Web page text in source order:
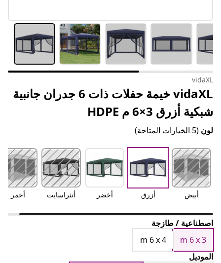
vidaXL
vidaXL خيمة حفلات ذات 6 جدران جانبية
شبكية أزرق 3×6 م HDPE
لون (5 الخيارات المتاحة)
أبيض أزرق أخضر أنثراسايت أحمر
اصطناعية / طازجة
m 6 x 3
m 6 x 4
الموديل